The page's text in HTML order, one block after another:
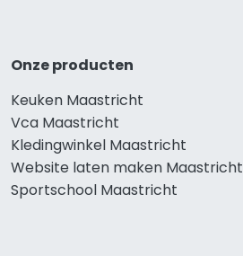
Onze producten
Keuken Maastricht
Vca Maastricht
Kledingwinkel Maastricht
Website laten maken Maastricht
Sportschool Maastricht